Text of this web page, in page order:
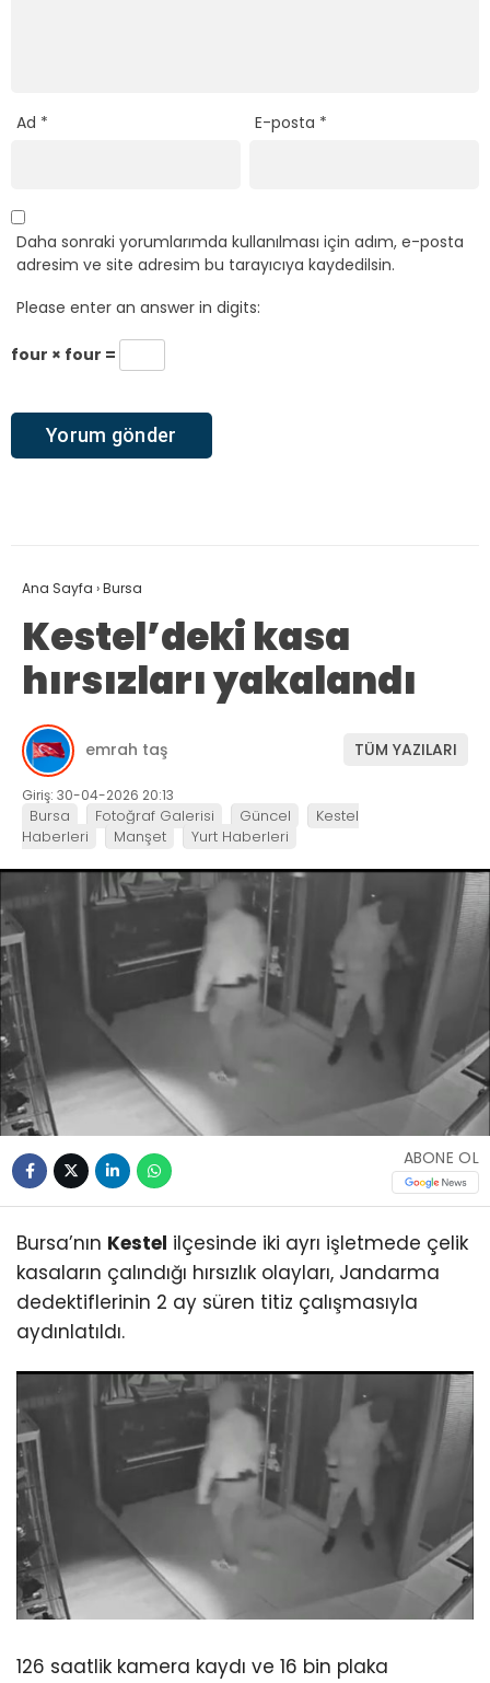
Ad * E-posta *
Daha sonraki yorumlarımda kullanılması için adım, e-posta
adresim ve site adresim bu tarayıcıya kaydedilsin.
Please enter an answer in digits:
four × four =
Ana Sayfa ›Bursa
Kestel’deki kasa
hırsızları yakalandı
emrah taş TÜM YAZILARI
Giriş: 30-04-2026 20:13
Bursa Fotoğraf Galerisi Güncel
Kestel
Haberleri
Manşet Yurt Haberleri
ABONE OL
Bursa’nın Kestel ilçesinde iki ayrı işletmede çelik
kasaların çalındığı hırsızlık olayları, Jandarma
dedektiflerinin 2 ay süren titiz çalışmasıyla
aydınlatıldı.
126 saatlik kamera kaydı ve 16 bin plaka